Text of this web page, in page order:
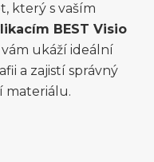
který s vaším
BEST Visio
vám ukáží ideální
a zajistí správný
materiálu.